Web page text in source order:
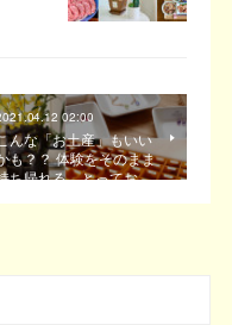
02:00
んな「お土産」もいい
も？？ 体験をそのまま
ち帰れる、とってお…